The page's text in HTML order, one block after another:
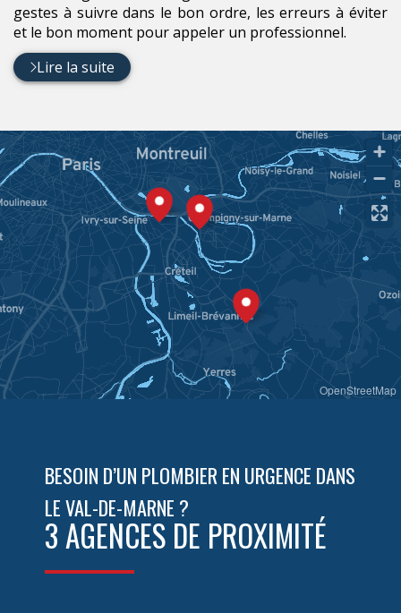
gestes à suivre dans le bon ordre, les erreurs à éviter
et le bon moment pour appeler un professionnel.
Lire la suite
OpenStreetMap
BESOIN D’UN PLOMBIER EN URGENCE DANS
LE VAL-DE-MARNE ?
3 AGENCES DE PROXIMITÉ